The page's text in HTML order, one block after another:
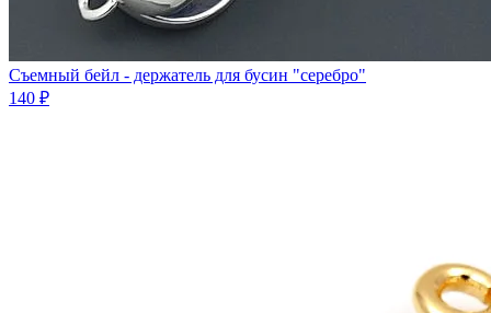
Съемный бейл - держатель для бусин "серебро"
140 ₽